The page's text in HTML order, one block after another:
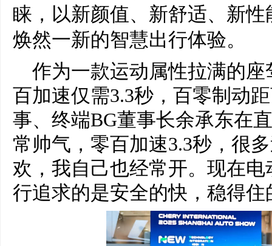
睐，以新颜值、新舒适、新
焕然一新的智慧出行体验。
作为一款运动属性拉满的
百加速仅需3.3秒，百零制动
事、终端BG董事长余承东在
常帅气，零百加速3.3秒，很
欢，我自己也经常开。现在
行追求的是安全的快，稳得住